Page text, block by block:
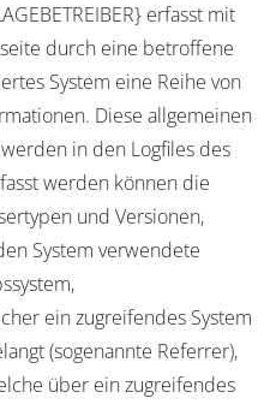
erfasst mit
durch eine betroffene
System eine Reihe von
Diese allgemeinen
in den Logfiles des
werden können die
und Versionen,
System verwendete
ein zugreifendes System
(sogenannte Referrer),
über ein zugreifendes